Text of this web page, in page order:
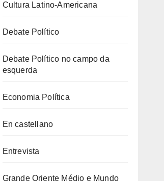
Cultura Latino-Americana
Debate Político
Debate Político no campo da
esquerda
Economia Política
En castellano
Entrevista
Grande Oriente Médio e Mundo